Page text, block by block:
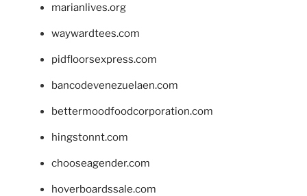
marianlives.org
waywardtees.com
pidfloorsexpress.com
bancodevenezuelaen.com
bettermoodfoodcorporation.com
hingstonnt.com
chooseagender.com
hoverboardssale.com